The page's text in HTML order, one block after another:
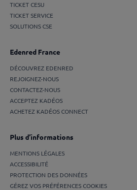
TICKET CESU
TICKET SERVICE
SOLUTIONS CSE
Edenred France
DÉCOUVREZ EDENRED
REJOIGNEZ-NOUS
CONTACTEZ-NOUS
ACCEPTEZ KADÉOS
ACHETEZ KADÉOS CONNECT
Plus d’informations
MENTIONS LÉGALES
ACCESSIBILITÉ
PROTECTION DES DONNÉES
GÉREZ VOS PRÉFÉRENCES COOKIES